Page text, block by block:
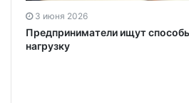
3 июня 2026
Предприниматели ищут
нагрузку